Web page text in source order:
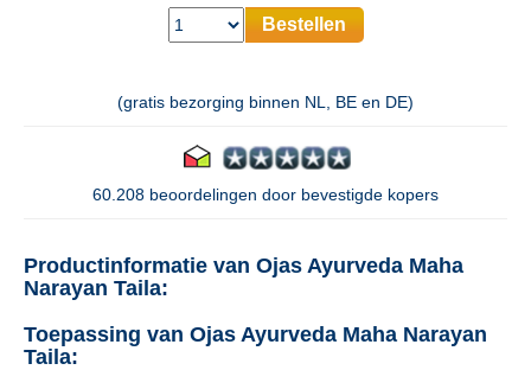
Bestellen
(gratis bezorging binnen NL, BE en DE)
60.208 beoordelingen door bevestigde kopers
Productinformatie van Ojas Ayurveda Maha
Narayan Taila:
Toepassing van Ojas Ayurveda Maha Narayan
Taila: